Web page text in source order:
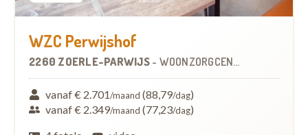
WZC Perwijshof
2260 ZOERLE-PARWIJS - WOONZORGCENTRUM (WZC)
vanaf € 2.701/maand (88,79/dag)
vanaf € 2.349/maand (77,23/dag)